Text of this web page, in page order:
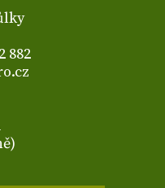
882